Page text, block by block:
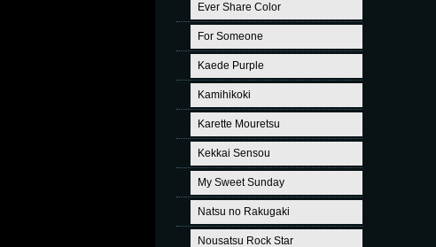
Ever Share Color
For Someone
Kaede Purple
Kamihikoki
Karette Mouretsu
Kekkai Sensou
My Sweet Sunday
Natsu no Rakugaki
Nousatsu Rock Star